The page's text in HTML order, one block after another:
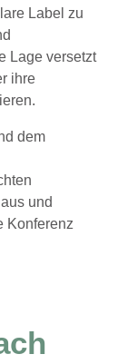
Label zu
Lage versetzt
ihre
dem
und
Konferenz